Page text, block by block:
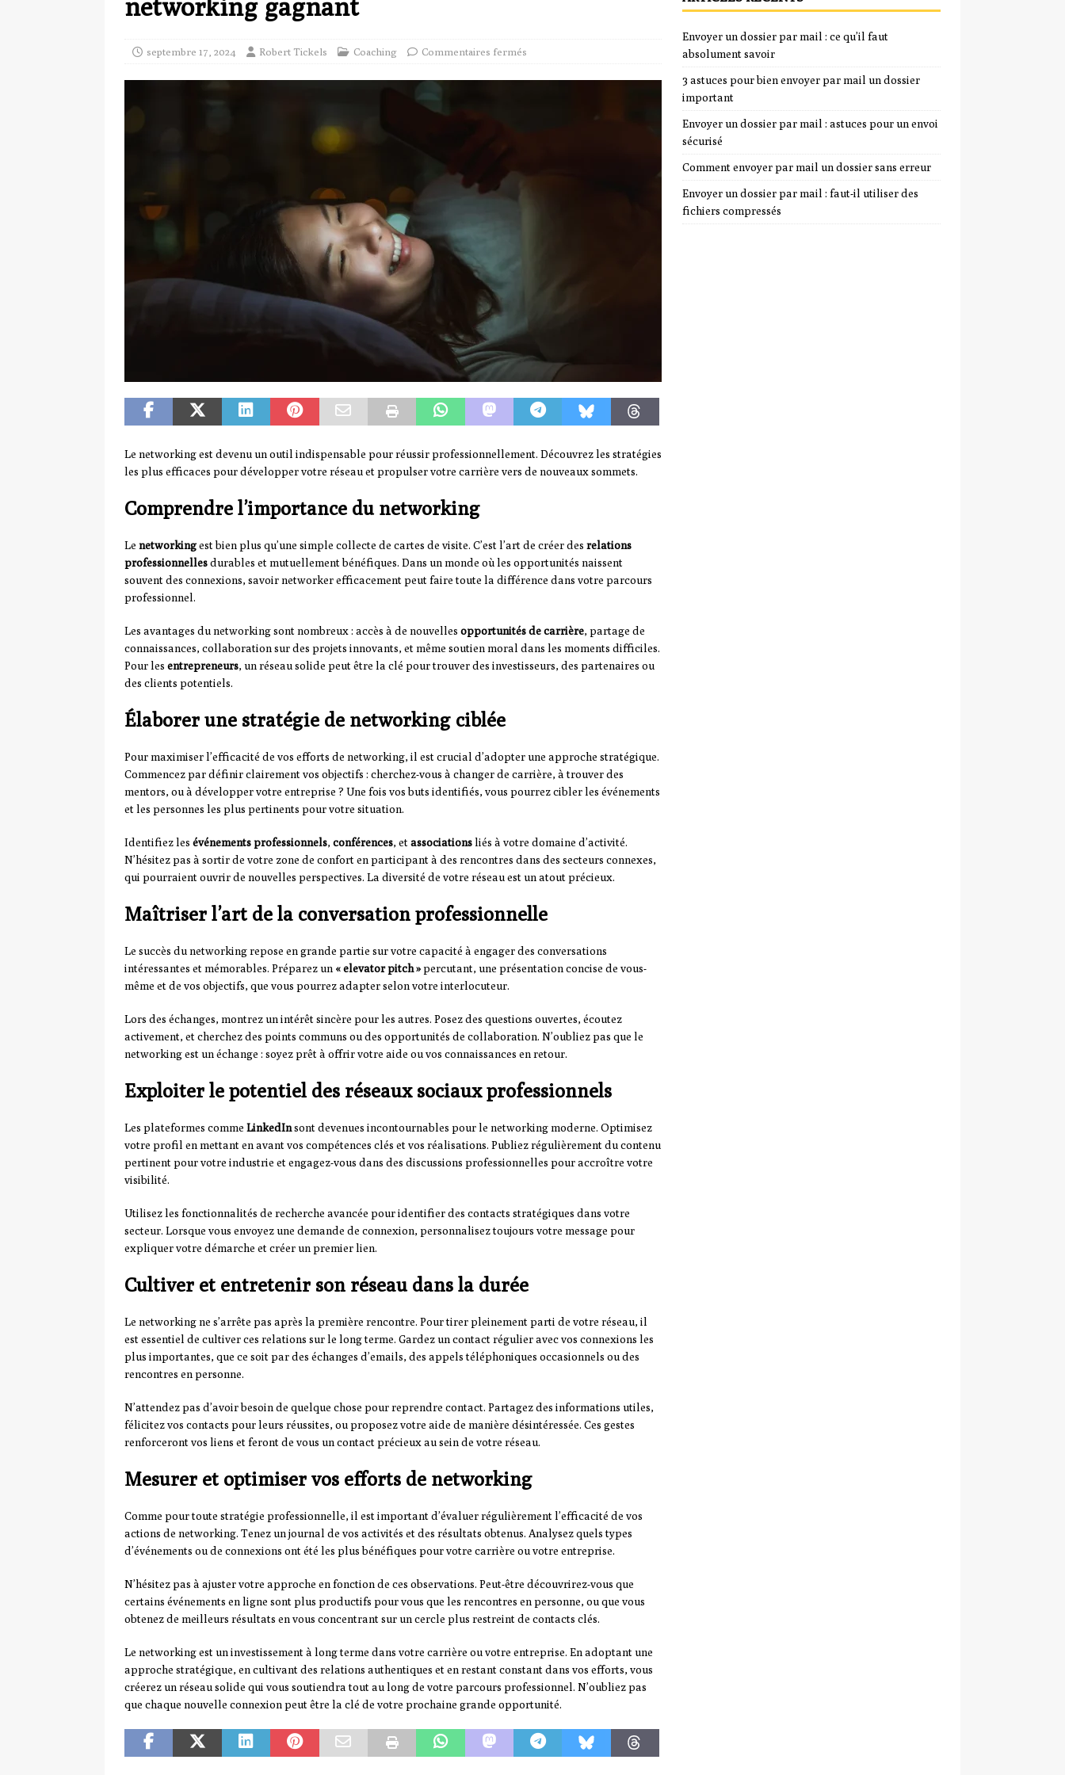
networking gagnant
septembre 17, 2024 Robert Tickels Coaching Commentaires fermés
Le networking est devenu un outil indispensable pour réussir professionnellement. Découvrez les stratégies
les plus efficaces pour développer votre réseau et propulser votre carrière vers de nouveaux sommets.
Comprendre l’importance du networking
Le networkingest bien plus qu’une simple collecte de cartes de visite. C’est l’art de créer des relations
professionnellesdurables et mutuellement bénéfiques. Dans un monde où les opportunités naissent
souvent des connexions, savoir networker efficacement peut faire toute la différence dans votre parcours
professionnel.
Les avantages du networking sont nombreux : accès à de nouvelles opportunités de carrière, partage de
connaissances, collaboration sur des projets innovants, et même soutien moral dans les moments difficiles.
Pour les entrepreneurs, un réseau solide peut être la clé pour trouver des investisseurs, des partenaires ou
des clients potentiels.
Élaborer une stratégie de networking ciblée
Pour maximiser l’efficacité de vos efforts de networking, il est crucial d’adopter une approche stratégique.
Commencez par définir clairement vos objectifs : cherchez-vous à changer de carrière, à trouver des
mentors, ou à développer votre entreprise ? Une fois vos buts identifiés, vous pourrez cibler les événements
et les personnes les plus pertinents pour votre situation.
Identifiez les événements professionnels, conférences, etassociationsliés à votre domaine d’activité.
N’hésitez pas à sortir de votre zone de confort en participant à des rencontres dans des secteurs connexes,
qui pourraient ouvrir de nouvelles perspectives. La diversité de votre réseau est un atout précieux.
Maîtriser l’art de la conversation professionnelle
Le succès du networking repose en grande partie sur votre capacité à engager des conversations
intéressantes et mémorables. Préparez un « elevator pitch »percutant, une présentation concise de vous-
même et de vos objectifs, que vous pourrez adapter selon votre interlocuteur.
Lors des échanges, montrez un intérêt sincère pour les autres. Posez des questions ouvertes, écoutez
activement, et cherchez des points communs ou des opportunités de collaboration. N’oubliez pas que le
networking est un échange : soyez prêt à offrir votre aide ou vos connaissances en retour.
Exploiter le potentiel des réseaux sociaux professionnels
Les plateformes comme LinkedInsont devenues incontournables pour le networking moderne. Optimisez
votre profil en mettant en avant vos compétences clés et vos réalisations. Publiez régulièrement du contenu
pertinent pour votre industrie et engagez-vous dans des discussions professionnelles pour accroître votre
visibilité.
Utilisez les fonctionnalités de recherche avancée pour identifier des contacts stratégiques dans votre
secteur. Lorsque vous envoyez une demande de connexion, personnalisez toujours votre message pour
expliquer votre démarche et créer un premier lien.
Cultiver et entretenir son réseau dans la durée
Le networking ne s’arrête pas après la première rencontre. Pour tirer pleinement parti de votre réseau, il
est essentiel de cultiver ces relations sur le long terme. Gardez un contact régulier avec vos connexions les
plus importantes, que ce soit par des échanges d’emails, des appels téléphoniques occasionnels ou des
rencontres en personne.
N’attendez pas d’avoir besoin de quelque chose pour reprendre contact. Partagez des informations utiles,
félicitez vos contacts pour leurs réussites, ou proposez votre aide de manière désintéressée. Ces gestes
renforceront vos liens et feront de vous un contact précieux au sein de votre réseau.
Mesurer et optimiser vos efforts de networking
Comme pour toute stratégie professionnelle, il est important d’évaluer régulièrement l’efficacité de vos
actions de networking. Tenez un journal de vos activités et des résultats obtenus. Analysez quels types
d’événements ou de connexions ont été les plus bénéfiques pour votre carrière ou votre entreprise.
N’hésitez pas à ajuster votre approche en fonction de ces observations. Peut-être découvrirez-vous que
certains événements en ligne sont plus productifs pour vous que les rencontres en personne, ou que vous
obtenez de meilleurs résultats en vous concentrant sur un cercle plus restreint de contacts clés.
Le networking est un investissement à long terme dans votre carrière ou votre entreprise. En adoptant une
approche stratégique, en cultivant des relations authentiques et en restant constant dans vos efforts, vous
créerez un réseau solide qui vous soutiendra tout au long de votre parcours professionnel. N’oubliez pas
que chaque nouvelle connexion peut être la clé de votre prochaine grande opportunité.
Envoyer un dossier par mail : ce qu’il faut
absolument savoir
3 astuces pour bien envoyer par mail un dossier
important
Envoyer un dossier par mail : astuces pour un envoi
sécurisé
Comment envoyer par mail un dossier sans erreur
Envoyer un dossier par mail : faut-il utiliser des
fichiers compressés